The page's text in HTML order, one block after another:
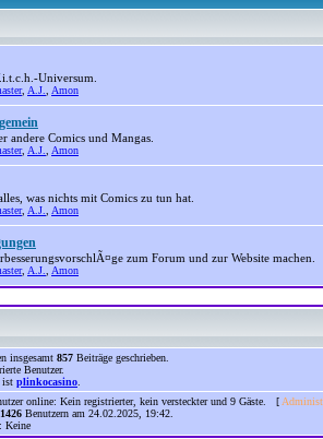
Universum.
, A.J. Amon
andere Comics und Mangas.
, A.J. Amon
was nichts mit Comics zu tun hat.
, A.J. Amon
zum Forum und zur Website machen.
, A.J. Amon
insgesamt 857 Beiträge geschrieben.
Benutzer.
ist plinkocasino
online: Kein registrierter, kein versteckter und 9 Gäste. [
1426 Benutzern am 24.02.2025, 19:42.
Keine